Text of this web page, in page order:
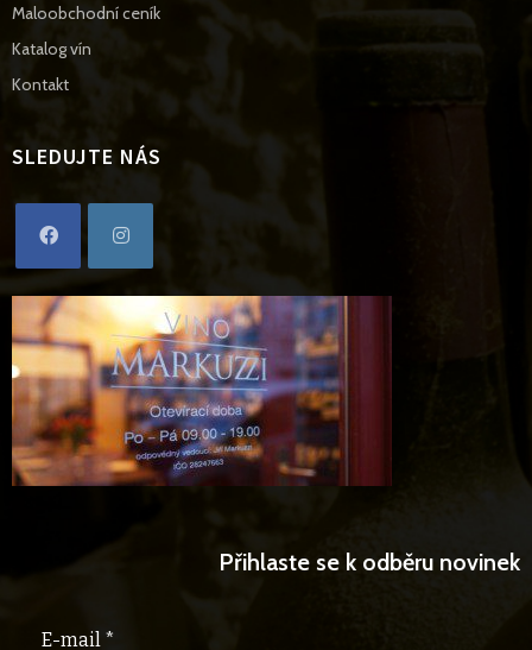
Maloobchodní ceník
Katalog vín
Kontakt
SLEDUJTE NÁS
a
new
tab
in
a
new
tab
Přihlaste se k odběru novinek
E-mail *